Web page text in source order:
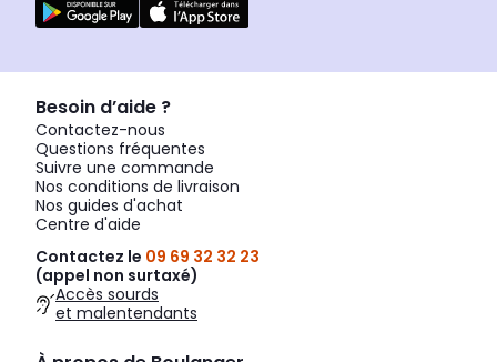
Besoin d’aide ?
Contactez-nous
Questions fréquentes
Suivre une commande
Nos conditions de livraison
Nos guides d'achat
Centre d'aide
Contactez le 09 69 32 32 23
(appel non surtaxé)
Accès sourds
et malentendants